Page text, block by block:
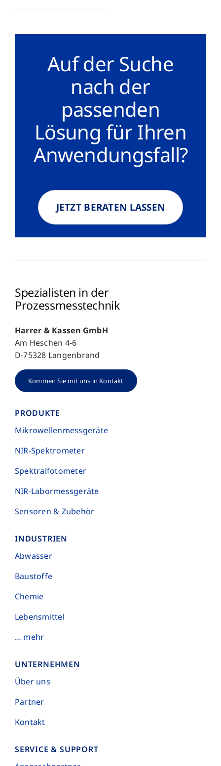
Auf der Suche
nach der
passenden
Lösung für Ihren
Anwendungsfall?
JETZT BERATEN LASSEN
Spezialisten in der
Prozessmesstechnik
Harrer & Kassen GmbH
Am Heschen 4-6
D-75328 Langenbrand
Kommen Sie mit uns in Kontakt
PRODUKTE
Mikro­wellen­mess­geräte
NIR-Spektrometer
Spektral­foto­meter
NIR-Labor­mess­geräte
Sensoren & Zubehör
INDUSTRIEN
Abwasser
Baustoffe
Chemie
Lebensmittel
… mehr
UNTERNEHMEN
Über uns
Partner
Kontakt
SERVICE & SUPPORT